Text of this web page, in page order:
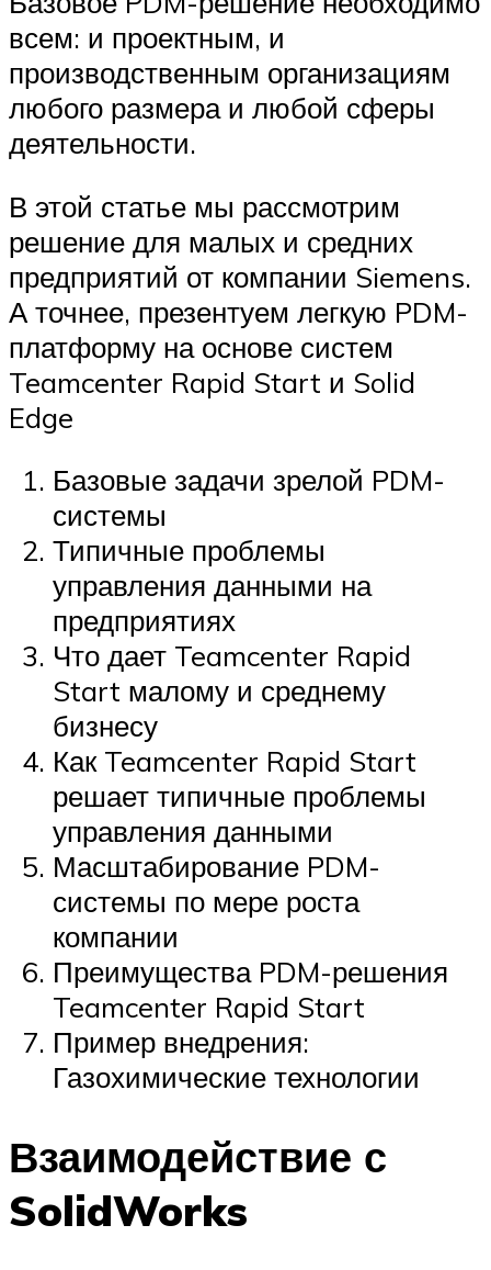
всем: и проектным, и
производственным организациям
любого размера и любой сферы
деятельности.
В этой статье мы рассмотрим
решение для малых и средних
предприятий от компании Siemens.
А точнее, презентуем легкую PDM-
платформу на основе систем
Teamcenter Rapid Start и Solid
Edge
Базовые задачи зрелой PDM-
системы
Типичные проблемы
управления данными на
предприятиях
Что дает Teamcenter Rapid
Start малому и среднему
бизнесу
Как Teamcenter Rapid Start
решает типичные проблемы
управления данными
Масштабирование PDM-
системы по мере роста
компании
Преимущества PDM-решения
Teamcenter Rapid Start
Пример внедрения:
Газохимические технологии
Взаимодействие с
SolidWorks